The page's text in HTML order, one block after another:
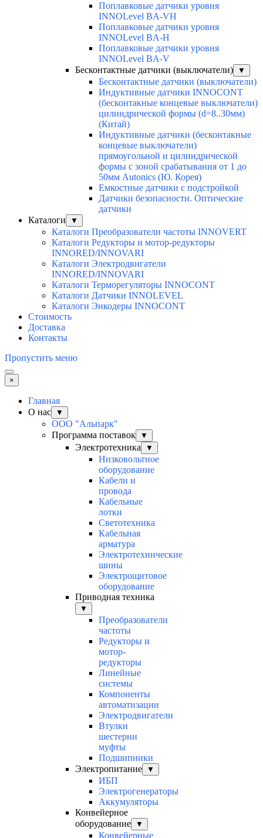
Поплавковые датчики уровня
INNOLevel BA-VH
Поплавковые датчики уровня
INNOLevel BA-H
Поплавковые датчики уровня
INNOLevel BA-V
Бесконтактные датчики (выключатели)
▼
Бесконтактные датчики (выключатели)
Индуктивные датчики INNOCONT
(бесконтакные концевые выключатели)
цилиндрической формы (d=8..30мм)
(Китай)
Индуктивные датчики (бесконтакные
концевые выключатели)
прямоугольной и цилиндрической
формы с зоной срабатывания от 1 до
50мм Autonics (Ю. Корея)
Емкостные датчики с подстройкой
Датчики безопасности. Оптические
датчики
Каталоги
▼
Каталоги Преобразователи частоты INNOVERT
Каталоги Редукторы и мотор-редукторы
INNORED/INNOVARI
Каталоги Электродвигатели
INNORED/INNOVARI
Каталоги Терморегуляторы INNOCONT
Каталоги Датчики INNOLEVEL
Каталоги Энкодеры INNOCONT
Стоимость
Доставка
Контакты
Пропустить меню
×
Главная
О нас
▼
ООО "Альпарк"
Программа поставок
▼
Электротехника ▼
Низковольтное
оборудование
Кабели и
провода
Кабельные
лотки
Светотехника
Кабельная
арматура
Электротехнические
шины
Электрощитовое
оборудование
Приводная техника
▼
Преобразователи
частоты
Редукторы и
мотор-
редукторы
Линейные
системы
Компоненты
автоматизации
Электродвигатели
Втулки
шестерни
муфты
Подшипники
Электропитание
▼
ИБП
Электрогенераторы
Аккумуляторы
Конвейерное
оборудование
▼
Конвейерные